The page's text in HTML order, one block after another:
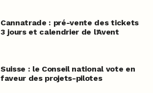
Cannatrade : pré-vente des tickets
3 jours et calendrier de l’Avent
Suisse : le Conseil national vote en
faveur des projets-pilotes